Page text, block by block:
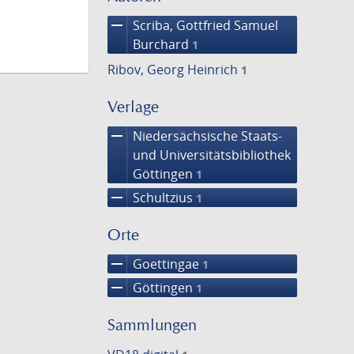
remove
Scriba, Gottfried Samuel
Burchard 1
Ribov, Georg Heinrich 1
Verlage
remove
Niedersächsische Staats-
und Universitätsbibliothek
Göttingen 1
remove Schultzius 1
Orte
remove Goettingae 1
remove Göttingen 1
Sammlungen